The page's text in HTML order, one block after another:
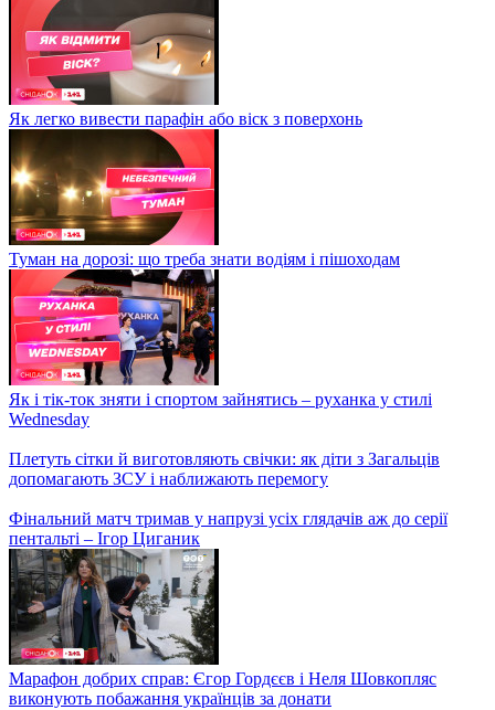
Головні новини на ранок 20 грудня
Хрещатик і Майдан Незалежності працюють: Режим роботи
станцій та пересадочних вузлів
Як легко вивести парафін або віск з поверхонь
Туман на дорозі: що треба знати водіям і пішоходам
Як і тік-ток зняти і спортом зайнятись – руханка у стилі
Wednesday